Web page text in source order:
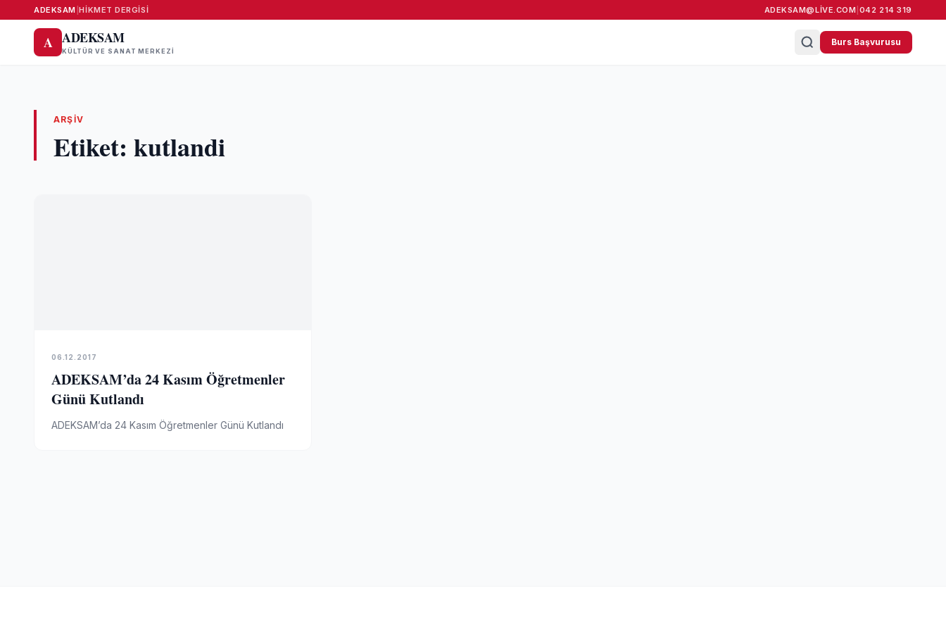
ADEKSAM |HIKMET DERGISI ADEKSAM@LIVE.COM 042 214 319
A ADEKSAM
KÜLTÜR VE SANAT MERKEZI
Burs Başvurusu
ARŞIV
Etiket: kutlandi
06.12.2017
ADEKSAM’da 24 Kasım Öğretmenler
Günü Kutlandı
ADEKSAM’da 24 Kasım Öğretmenler Günü Kutlandı